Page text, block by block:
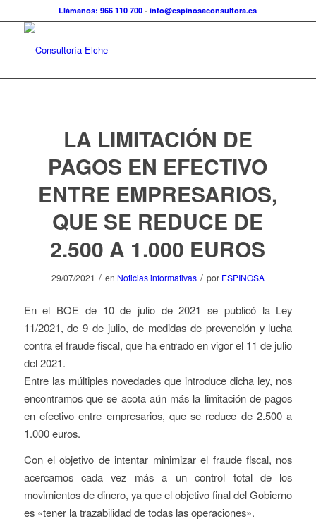
Llámanos: 966 110 700 -info@espinosaconsultora.es
LA LIMITACIÓN DE
PAGOS EN EFECTIVO
ENTRE EMPRESARIOS,
QUE SE REDUCE DE
2.500 A 1.000 EUROS
29/07/2021 / en Noticias informativas / por ESPINOSA
En el BOE de 10 de julio de 2021 se publicó la Ley
11/2021, de 9 de julio, de medidas de prevención y lucha
contra el fraude fiscal, que ha entrado en vigor el 11 de julio
del 2021.
Entre las múltiples novedades que introduce dicha ley, nos
encontramos que se acota aún más la limitación de pagos
en efectivo entre empresarios, que se reduce de 2.500 a
1.000 euros.
Con el objetivo de intentar minimizar el fraude fiscal, nos
acercamos cada vez más a un control total de los
movimientos de dinero, ya que el objetivo final del Gobierno
es «tener la trazabilidad de todas las operaciones».